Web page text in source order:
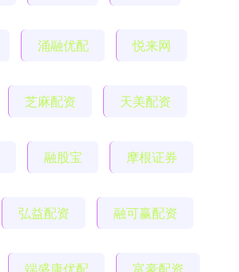
涌融优配 悦来网
芝麻配资 天美配资
融股宝 摩根证券
弘益配资 融可赢配资